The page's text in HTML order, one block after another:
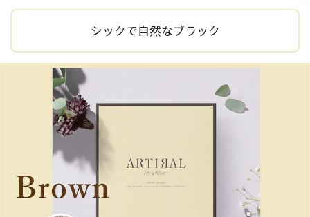
シックで自然なブラック